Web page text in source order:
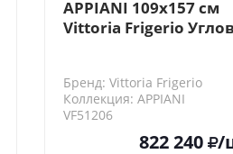
APPIANI 109х157 см
Vittoria Frigerio
Бренд: Vittoria Frigerio
Коллекция: APPIANI
VF51206
822 240 /